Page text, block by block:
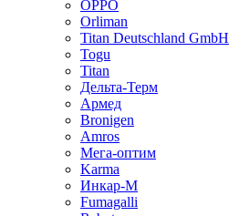
OPPO
Orliman
Titan Deutschland GmbH
Togu
Titan
Дельта-Терм
Армед
Bronigen
Amros
Мега-оптим
Karma
Инкар-М
Fumagalli